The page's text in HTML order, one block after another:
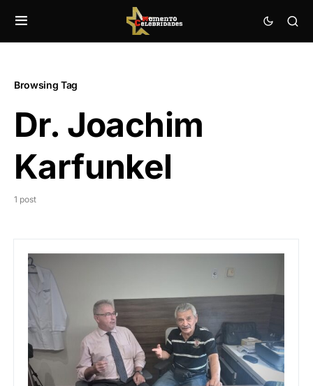
Browsing Tag
Dr. Joachim
Karfunkel
1 post